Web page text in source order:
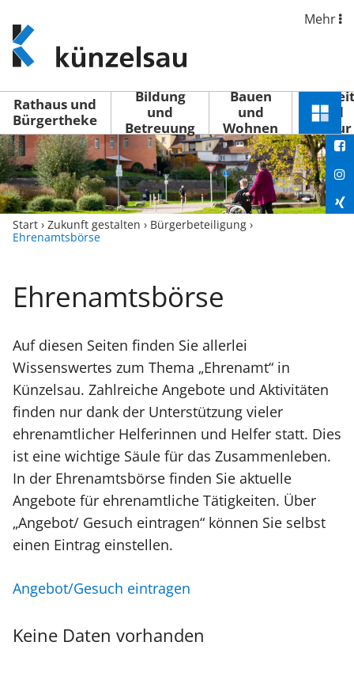
www.kuenzelsau.de
(zur
Startseite)
Mehr
Rathaus und
Bürgertheke
Bildung
und
Betreuung
Bauen
und
Wohnen
Freizeit
und
Kultur
Menü
Start › Zukunft gestalten › Bürgerbeteiligung ›
Ehrenamtsbörse
Ehrenamtsbörse
Auf diesen Seiten finden Sie allerlei
Wissenswertes zum Thema „Ehrenamt“ in
Künzelsau. Zahlreiche Angebote und Aktivitäten
finden nur dank der Unterstützung vieler
ehrenamtlicher Helferinnen und Helfer statt. Dies
ist eine wichtige Säule für das Zusammenleben.
In der Ehrenamtsbörse finden Sie aktuelle
Angebote für ehrenamtliche Tätigkeiten. Über
„Angebot/ Gesuch eintragen“ können Sie selbst
einen Eintrag einstellen.
Angebot/Gesuch eintragen
Keine Daten vorhanden